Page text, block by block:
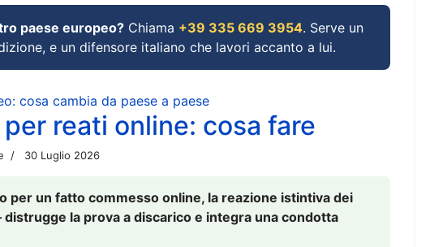
paese europeo? Chiama +39 335 669 3954. Serve un
e un difensore italiano che lavori accanto a lui.
cosa cambia da paese a paese
reati online: cosa fare
30 Luglio 2026
per un fatto commesso online, la reazione istintiva dei
la prova a discarico e integra una condotta